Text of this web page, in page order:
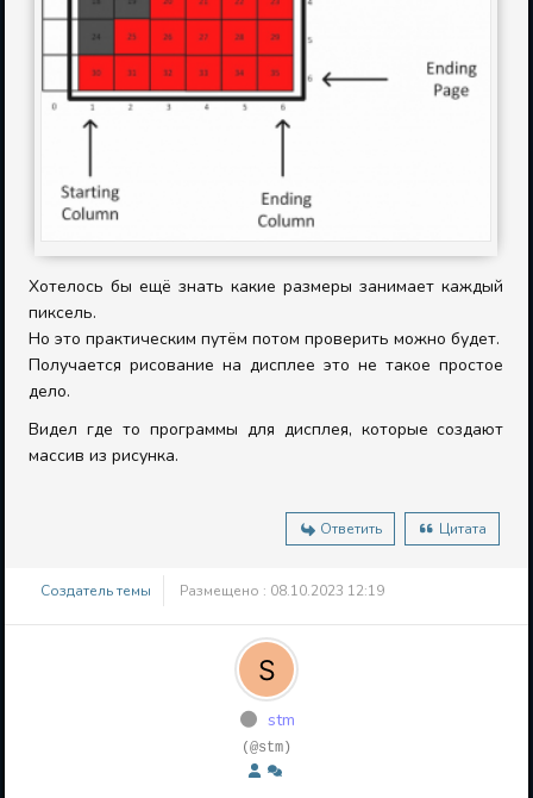
Хотелось бы ещё знать какие размеры занимает каждый
пиксель.
Но это практическим путём потом проверить можно будет.
Получается рисование на дисплее это не такое простое
дело.
Видел где то программы для дисплея, которые создают
массив из рисунка.
Ответить Цитата
Создатель темы Размещено : 08.10.2023 12:19
stm
(@stm)